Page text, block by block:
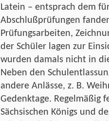
Latein – entsprach dem
Abschlußprüfungen
Prüfungsarbeiten,
der Schüler lagen zur
wurden damals nicht in
Neben den
andere Anlässe, z. B.
Gedenktage. Regelmäßig
Sächsischen Königs und